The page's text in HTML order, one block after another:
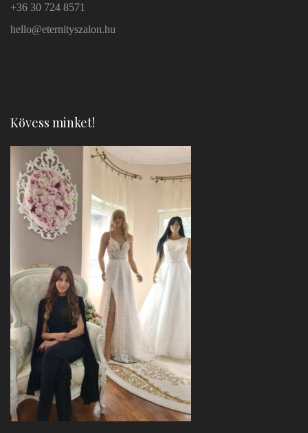
+36 30 724 8571
hello@eternityszalon.hu
Kövess minket!